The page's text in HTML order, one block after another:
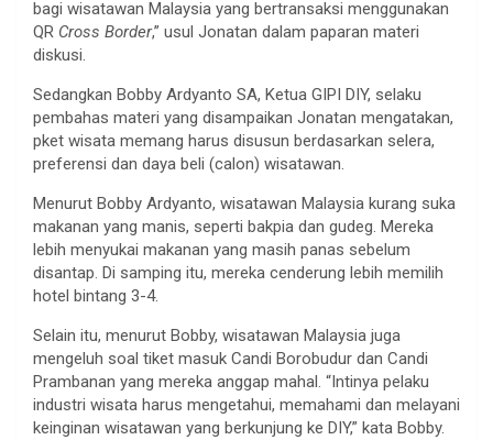
bagi wisatawan Malaysia yang bertransaksi menggunakan
QR Cross Border,” usul Jonatan dalam paparan materi
diskusi.
Sedangkan Bobby Ardyanto SA, Ketua GIPI DIY, selaku
pembahas materi yang disampaikan Jonatan mengatakan,
pket wisata memang harus disusun berdasarkan selera,
preferensi dan daya beli (calon) wisatawan.
Menurut Bobby Ardyanto, wisatawan Malaysia kurang suka
makanan yang manis, seperti bakpia dan gudeg. Mereka
lebih menyukai makanan yang masih panas sebelum
disantap. Di samping itu, mereka cenderung lebih memilih
hotel bintang 3-4.
Selain itu, menurut Bobby, wisatawan Malaysia juga
mengeluh soal tiket masuk Candi Borobudur dan Candi
Prambanan yang mereka anggap mahal. “Intinya pelaku
industri wisata harus mengetahui, memahami dan melayani
keinginan wisatawan yang berkunjung ke DIY,” kata Bobby.